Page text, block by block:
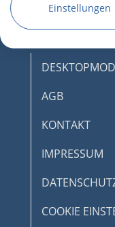
AGB
KONTAKT
IMPRESSUM
COOKIE
Einstellungen